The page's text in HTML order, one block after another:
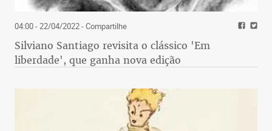
04:00 - 22/04/2022- Compartilhe
Silviano Santiago revisita o clássico 'Em
liberdade', que ganha nova edição